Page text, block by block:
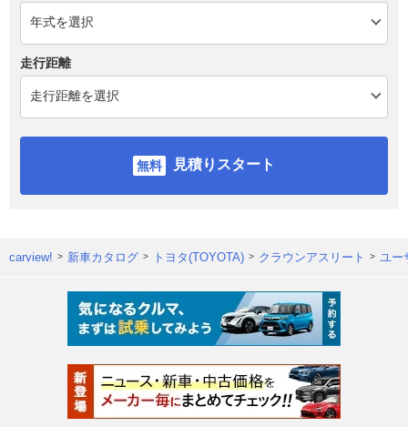
走行距離
見積りスタート
carview! 新車カタログ トヨタ(TOYOTA) クラウンアスリート ユー